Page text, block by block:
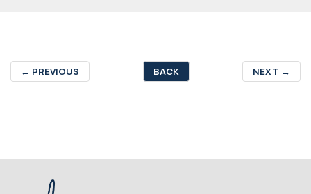
← PREVIOUS BACK NEXT →